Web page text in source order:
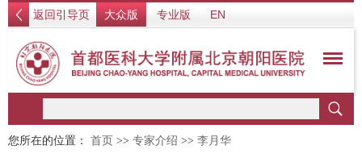
返回引导页 大众版 专业版 EN
您所在的位置： 首页 >> 专家介绍 >> 李月华